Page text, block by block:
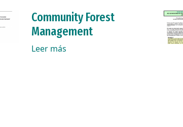
Community Forest
Management
Leer más